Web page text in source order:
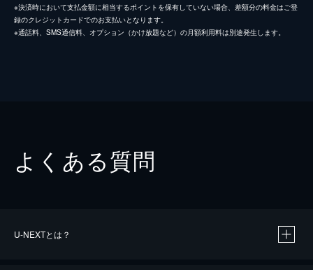
※決済時において支払金額に相当するポイントを保有していない場合、差額分の料金はご登
録のクレジットカードでのお支払いとなります。
※通話料、SMS通信料、オプション（かけ放題など）の月額利用料は別途発生します。
よくある質問
U-NEXTとは？